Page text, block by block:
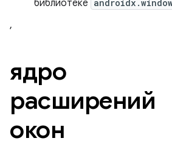
библиотеке
,
ядро
расширений
окон